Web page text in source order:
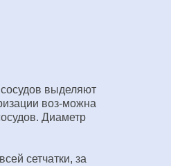
выделяют
воз-можна
Диаметр
сетчатки, за